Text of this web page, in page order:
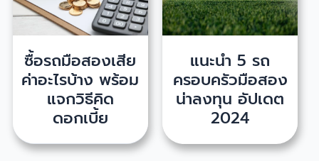
ซื้อรถมือสองเสีย
ค่าอะไรบ้าง พร้อม
แจกวิธีคิด
ดอกเบี้ย
แนะนำ 5 รถ
ครอบครัวมือสอง
น่าลงทุน อัปเดต
2024